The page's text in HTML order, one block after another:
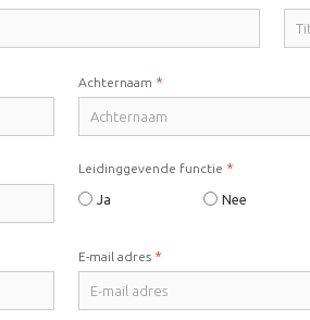
Achternaam *
Leidinggevende functie *
Ja Nee
E-mail adres *